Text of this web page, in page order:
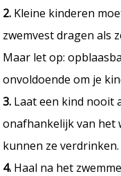
2. Kleine kinderen
zwemvest dragen als
Maar let op:
onvoldoende om je
3. Laat een kind nooit
onafhankelijk van het
kunnen ze verdrinken.
4. Haal na het